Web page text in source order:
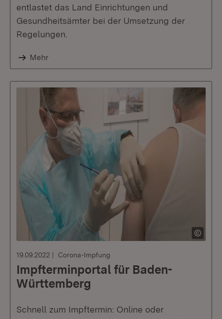
entlastet das Land Einrichtungen und
Gesundheitsämter bei der Umsetzung der
Regelungen.
Mehr
19.09.2022 Corona-Impfung
Impfterminportal für Baden-
Württemberg
Schnell zum Impftermin: Online oder